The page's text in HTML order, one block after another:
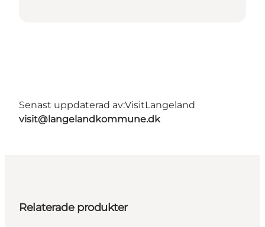
Senast uppdaterad av:VisitLangeland
visit@langelandkommune.dk
Relaterade produkter